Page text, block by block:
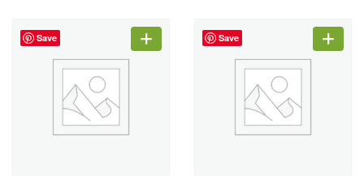
Save Save